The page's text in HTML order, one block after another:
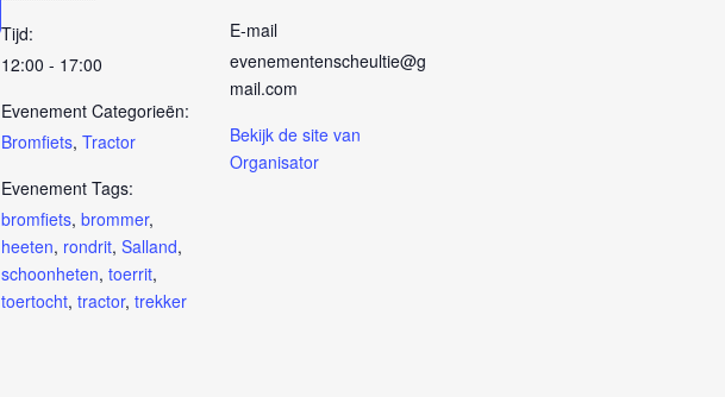
Tijd:
12:00 - 17:00
Evenement Categorieën:
Bromfiets, Tractor
Evenement Tags:
bromfiets, brommer,
heeten, rondrit, Salland,
schoonheten, toerrit,
toertocht, tractor, trekker
E-mail
evenementenscheultie@g
mail.com
Bekijk de site van
Organisator